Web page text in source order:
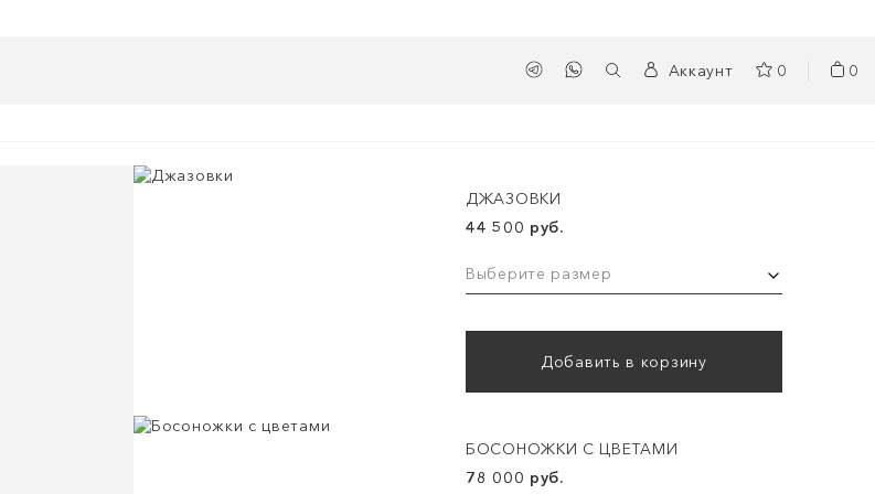
Аккаунт 0 0
ДЖАЗОВКИ
44 500 руб.
Выберите размер
Добавить в корзину
БОСОНОЖКИ С ЦВЕТАМИ
78 000 руб.